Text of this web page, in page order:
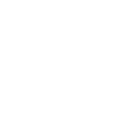
вы можете в нашем